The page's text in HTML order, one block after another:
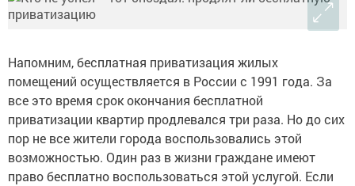
Напомним, бесплатная приватизация жилых
помещений осуществляется в России с 1991 года. За
все это время срок окончания бесплатной
приватизации квартир продлевался три раза. Но до сих
пор не все жители города воспользовались этой
возможностью. Один раз в жизни граждане имеют
право бесплатно воспользоваться этой услугой. Если